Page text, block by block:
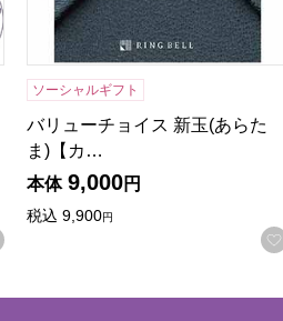
お気に入りに登録する
ソーシャルギフト
バリューチョイス 新玉(あらた
ま)【カ…
本体 9,000円
税込 9,900円